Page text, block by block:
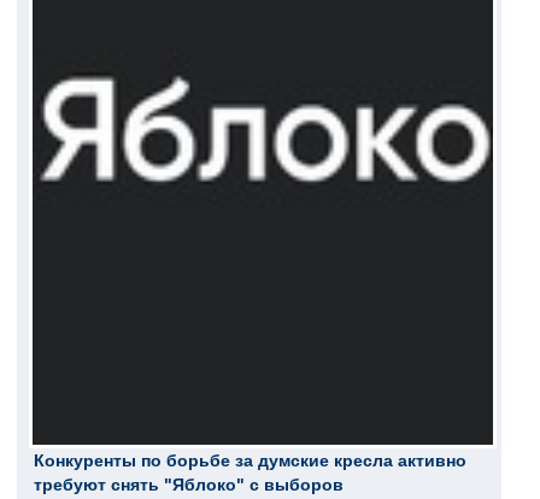
Конкуренты по борьбе за думские кресла активно
требуют снять "Яблоко" с выборов